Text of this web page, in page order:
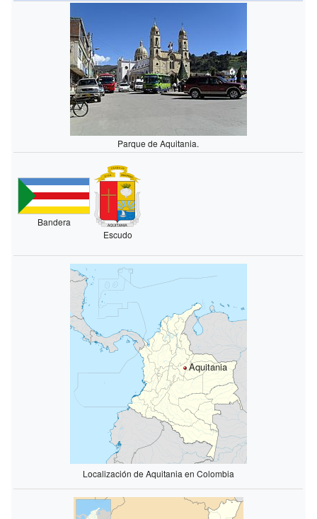
Parque de Aquitania.
Bandera
Escudo
Aquitania
Localización de Aquitania en Colombia